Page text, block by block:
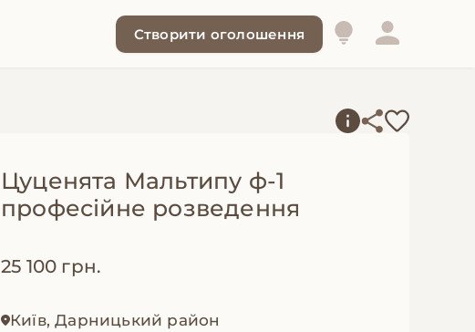
Створити оголошення
Цуценята Мальтипу ф-1
професійне розведення
25 100 грн.
Київ, Дарницький район